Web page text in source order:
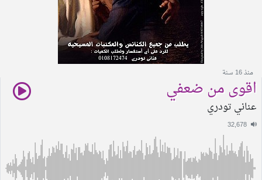
منذ 16 سنة
اقوى من ضعفي
عناني تودري